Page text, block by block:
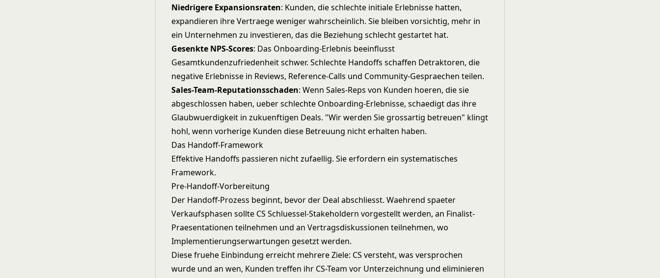
Niedrigere Expansionsraten: Kunden, die schlechte initiale Erlebnisse hatten,
expandieren ihre Vertraege weniger wahrscheinlich. Sie bleiben vorsichtig, mehr in
ein Unternehmen zu investieren, das die Beziehung schlecht gestartet hat.
Gesenkte NPS-Scores: Das Onboarding-Erlebnis beeinflusst
Gesamtkundenzufriedenheit schwer. Schlechte Handoffs schaffen Detraktoren, die
negative Erlebnisse in Reviews, Reference-Calls und Community-Gespraechen teilen.
Sales-Team-Reputationsschaden: Wenn Sales-Reps von Kunden hoeren, die sie
abgeschlossen haben, ueber schlechte Onboarding-Erlebnisse, schaedigt das ihre
Glaubwuerdigkeit in zukuenftigen Deals. "Wir werden Sie grossartig betreuen" klingt
hohl, wenn vorherige Kunden diese Betreuung nicht erhalten haben.
Das Handoff-Framework
Effektive Handoffs passieren nicht zufaellig. Sie erfordern ein systematisches
Framework.
Pre-Handoff-Vorbereitung
Der Handoff-Prozess beginnt, bevor der Deal abschliesst. Waehrend spaeter
Verkaufsphasen sollte CS Schluessel-Stakeholdern vorgestellt werden, an Finalist-
Praesentationen teilnehmen und an Vertragsdiskussionen teilnehmen, wo
Implementierungserwartungen gesetzt werden.
Diese fruehe Einbindung erreicht mehrere Ziele: CS versteht, was versprochen
wurde und an wen, Kunden treffen ihr CS-Team vor Unterzeichnung und eliminieren